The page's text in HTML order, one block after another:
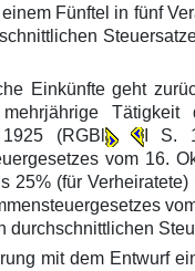
Fünftel in fünf
Einkünfte geht
(RGBl
I S.
vom 16.
25% (für
mit dem Entwurf